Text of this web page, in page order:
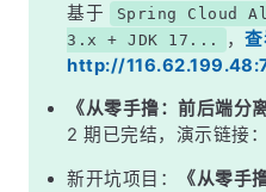
基于
Spring Cloud
3.x + JDK 17...
，
http://
《从零手撸：前后端分
2 期已完结，演示链接：
新开坑项目：
《从零手